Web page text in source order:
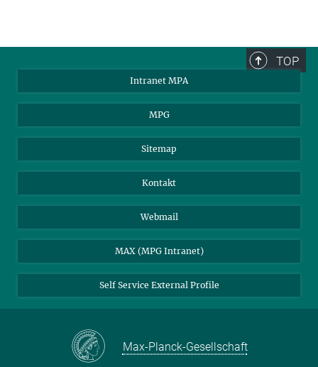
TOP
Intranet MPA
MPG
Sitemap
Kontakt
Webmail
MAX (MPG Intranet)
Self Service External Profile
Max-Planck-Gesellschaft